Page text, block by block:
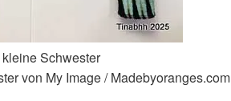
Schwester
von My Image / Madebyoranges.com